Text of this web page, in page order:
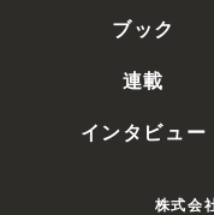
ブック
連載
インタビュー
株式会